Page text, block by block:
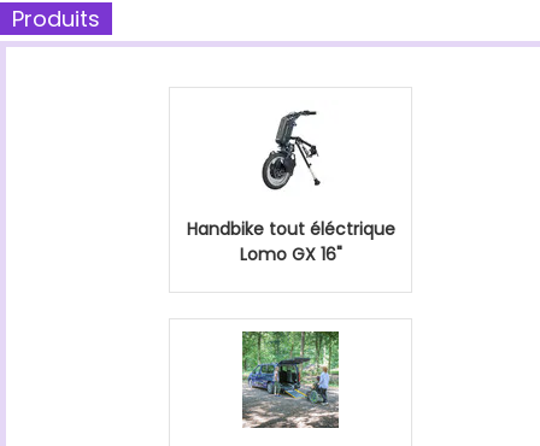
Produits
Handbike tout éléctrique
Lomo GX 16"